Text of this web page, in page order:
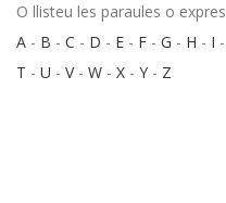
O llisteu les paraules o
A - B - C - D - E - F - G - H - I -
T - U - V- W - X - Y - Z